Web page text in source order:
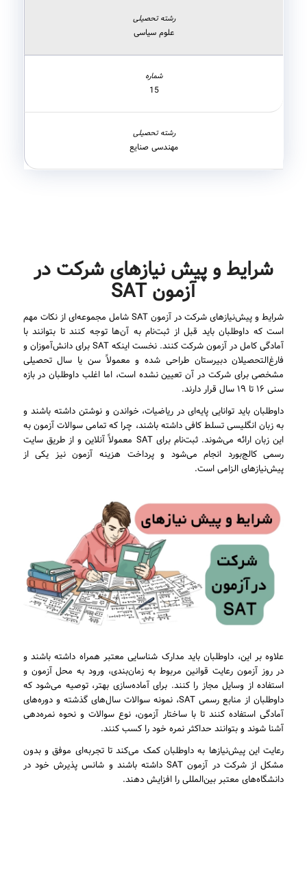
علوم سیاسی
15
مهندسی صنایع
شرایط و پیش نیازهای شرکت در
آزمون SAT
شرایط و پیش‌نیازهای شرکت در آزمون SAT شامل مجموعه‌ای از نکات مهم
است که داوطلبان باید قبل از ثبت‌نام به آن‌ها توجه کنند تا بتوانند با
آمادگی کامل در آزمون شرکت کنند. نخست اینکه SAT برای دانش‌آموزان و
فارغ‌التحصیلان دبیرستان طراحی شده و معمولاً سن یا سال تحصیلی
مشخصی برای شرکت در آن تعیین نشده است، اما اغلب داوطلبان در بازه
سنی ۱۶ تا ۱۹ سال قرار دارند.
داوطلبان باید توانایی پایه‌ای در ریاضیات، خواندن و نوشتن داشته باشند و
به زبان انگلیسی تسلط کافی داشته باشند، چرا که تمامی سوالات آزمون به
این زبان ارائه می‌شوند. ثبت‌نام برای SAT معمولاً آنلاین و از طریق سایت
رسمی کالج‌بورد انجام می‌شود و پرداخت هزینه آزمون نیز یکی از
پیش‌نیازهای الزامی است.
علاوه بر این، داوطلبان باید مدارک شناسایی معتبر همراه داشته باشند و
در روز آزمون رعایت قوانین مربوط به زمان‌بندی، ورود به محل آزمون و
استفاده از وسایل مجاز را کنند. برای آماده‌سازی بهتر، توصیه می‌شود که
داوطلبان از منابع رسمی SAT، نمونه سوالات سال‌های گذشته و دوره‌های
آمادگی استفاده کنند تا با ساختار آزمون، نوع سوالات و نحوه نمره‌دهی
آشنا شوند و بتوانند حداکثر نمره خود را کسب کنند.
رعایت این پیش‌نیازها به داوطلبان کمک می‌کند تا تجربه‌ای موفق و بدون
مشکل از شرکت در آزمون SAT داشته باشند و شانس پذیرش خود در
دانشگاه‌های معتبر بین‌المللی را افزایش دهند.